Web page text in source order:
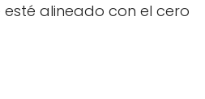
esté alineado con el cero